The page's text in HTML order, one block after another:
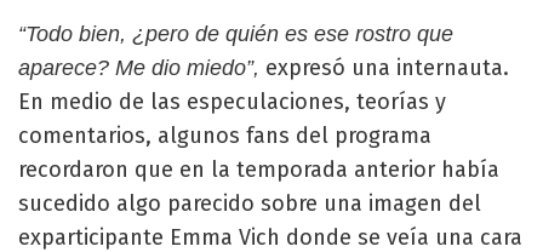
“Todo bien, ¿pero de quién es ese rostro que
aparece? Me dio miedo”, expresó una internauta.
En medio de las especulaciones, teorías y
comentarios, algunos fans del programa
recordaron que en la temporada anterior había
sucedido algo parecido sobre una imagen del
exparticipante Emma Vich donde se veía una cara